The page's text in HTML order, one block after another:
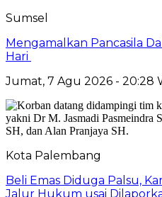
Sumsel
Mengamalkan Pancasila
Hari
Jumat, 7 Agu 2026 - 20:28
Kota Palembang
Beli Emas Diduga Palsu,
Jalur Hukum usai